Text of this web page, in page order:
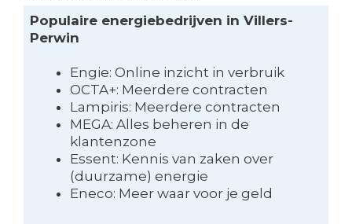
Populaire energiebedrijven in Villers-
Perwin
Engie: Online inzicht in verbruik
OCTA+: Meerdere contracten
Lampiris: Meerdere contracten
MEGA: Alles beheren in de
klantenzone
Essent: Kennis van zaken over
(duurzame) energie
Eneco: Meer waar voor je geld